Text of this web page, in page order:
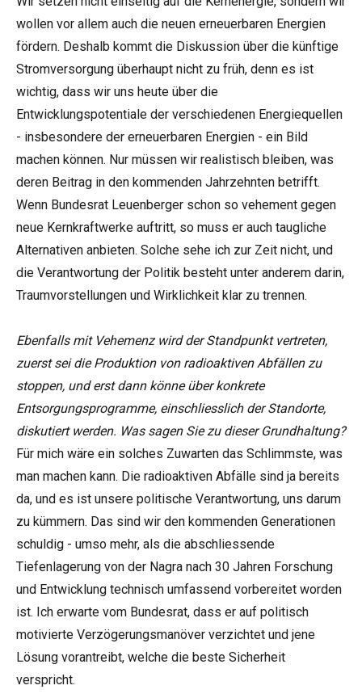
wollen vor allem auch die neuen erneuerbaren Energien
fördern. Deshalb kommt die Diskussion über die künftige
Stromversorgung überhaupt nicht zu früh, denn es ist
wichtig, dass wir uns heute über die
Entwicklungspotentiale der verschiedenen Energiequellen
- insbesondere der erneuerbaren Energien - ein Bild
machen können. Nur müssen wir realistisch bleiben, was
deren Beitrag in den kommenden Jahrzehnten betrifft.
Wenn Bundesrat Leuenberger schon so vehement gegen
neue Kernkraftwerke auftritt, so muss er auch taugliche
Alternativen anbieten. Solche sehe ich zur Zeit nicht, und
die Verantwortung der Politik besteht unter anderem darin,
Traumvorstellungen und Wirklichkeit klar zu trennen.
Ebenfalls mit Vehemenz wird der Standpunkt vertreten,
zuerst sei die Produktion von radioaktiven Abfällen zu
stoppen, und erst dann könne über konkrete
Entsorgungsprogramme, einschliesslich der Standorte,
diskutiert werden. Was sagen Sie zu dieser Grundhaltung?
Für mich wäre ein solches Zuwarten das Schlimmste, was
man machen kann. Die radioaktiven Abfälle sind ja bereits
da, und es ist unsere politische Verantwortung, uns darum
zu kümmern. Das sind wir den kommenden Generationen
schuldig - umso mehr, als die abschliessende
Tiefenlagerung von der Nagra nach 30 Jahren Forschung
und Entwicklung technisch umfassend vorbereitet worden
ist. Ich erwarte vom Bundesrat, dass er auf politisch
motivierte Verzögerungsmanöver verzichtet und jene
Lösung vorantreibt, welche die beste Sicherheit
verspricht.